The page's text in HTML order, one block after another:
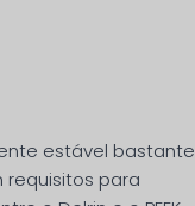
estável bastante
requisitos para